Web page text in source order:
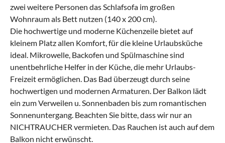
zwei weitere Personen das Schlafsofa im großen
Wohnraum als Bett nutzen (140 x 200 cm).
Die hochwertige und moderne Küchenzeile bietet auf
kleinem Platz allen Komfort, für die kleine Urlaubsküche
ideal. Mikrowelle, Backofen und Spülmaschine sind
unentbehrliche Helfer in der Küche, die mehr Urlaubs-
Freizeit ermöglichen. Das Bad überzeugt durch seine
hochwertigen und modernen Armaturen. Der Balkon lädt
ein zum Verweilen u. Sonnenbaden bis zum romantischen
Sonnenuntergang. Beachten Sie bitte, dass wir nur an
NICHTRAUCHER vermieten. Das Rauchen ist auch auf dem
Balkon nicht erwünscht.